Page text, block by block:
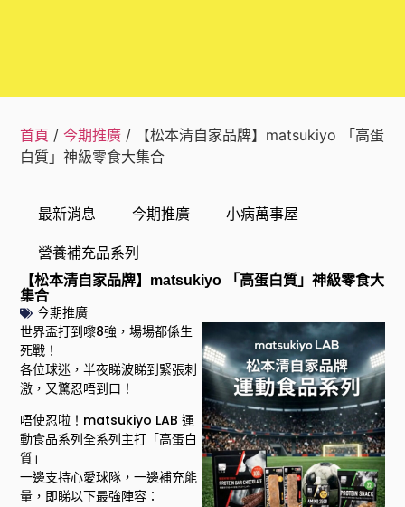
首頁 /今期推廣 / 【松本清自家品牌】matsukiyo 「高蛋
白質」神級零食大集合
最新消息 今期推廣
小病萬事屋
營養補充品系列
【松本清自家品牌】matsukiyo 「高蛋白質」神級零食大
集合
今期推廣
世界盃打到嚟8強，場場都係生
死戰！
各位球迷，半夜睇波睇到緊張刺
激，又驚忍唔到口！
唔使忍啦！matsukiyo LAB 運
動食品系列全系列主打「高蛋白
質」
一邊支持心愛球隊，一邊補充能
量，即睇以下最強陣容：